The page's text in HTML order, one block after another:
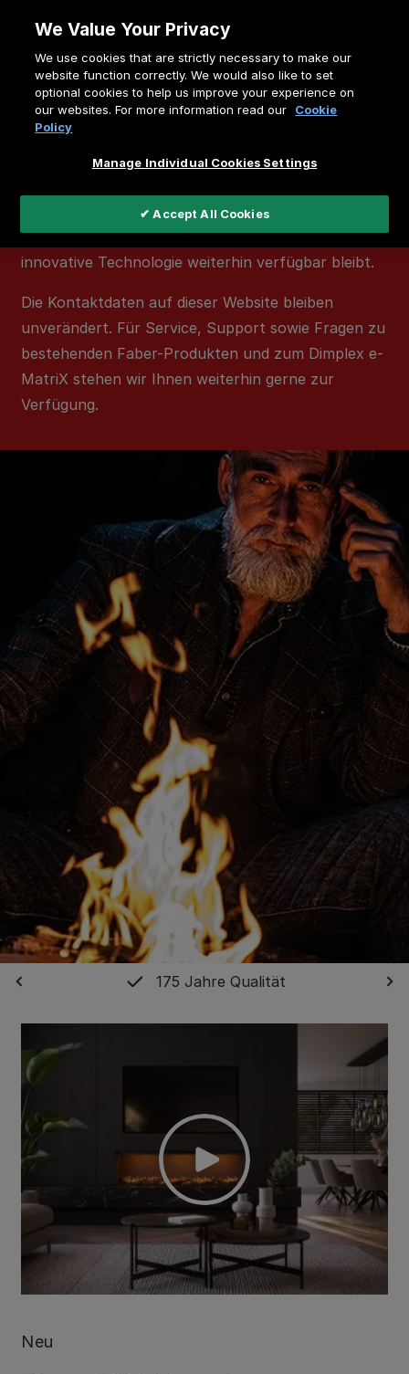
Inhalt
springen
Wichtige Mitteilung
Die MarkeFaberwurde eingestellt. Daher werden
nicht mehr erhältlich.
Faber e-MatriXwird unter der Marke
alsDimplex e-MatriXweitergeführt, sodass diese
innovative Technologie weiterhin verfügbar bleibt.
Die Kontaktdaten auf dieser Website bleiben
unverändert. Für Service, Support sowie Fragen zu
bestehenden Faber-Produkten und zum Dimplex e-
MatriX stehen wir Ihnen weiterhin gerne zur
Verfügung.
175 Jahre Qualität
Neu
We Value Your Privacy
We use cookies that are strictly necessary to make our
website function correctly. We would also like to set
optional cookies to help us improve your experience on
our websites. For more information read our
Cookie
Policy
Manage Individual Cookies Settings
✔ Accept All Cookies